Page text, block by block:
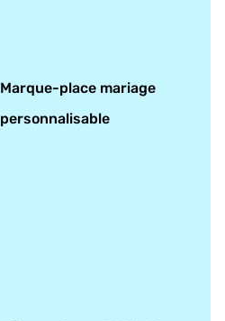
Marque-place mariage
personnalisable